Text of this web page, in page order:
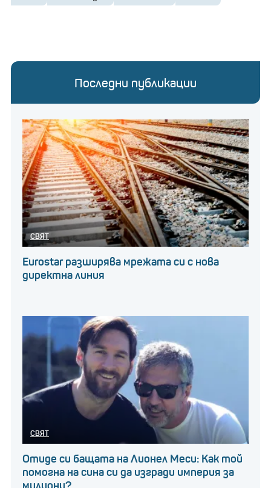
Последни публикации
СВЯТ
Eurostar разширява мрежата си с нова
директна линия
СВЯТ
Отиде си бащата на Лионел Меси: Как той
помогна на сина си да изгради империя за